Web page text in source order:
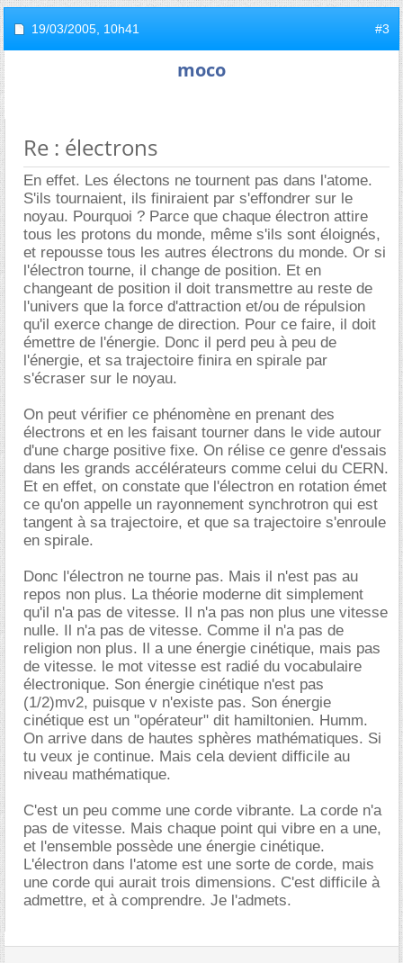
19/03/2005, 10h41 #3
moco
Re : électrons
En effet. Les électons ne tournent pas dans l'atome.
S'ils tournaient, ils finiraient par s'effondrer sur le
noyau. Pourquoi ? Parce que chaque électron attire
tous les protons du monde, même s'ils sont éloignés,
et repousse tous les autres électrons du monde. Or si
l'électron tourne, il change de position. Et en
changeant de position il doit transmettre au reste de
l'univers que la force d'attraction et/ou de répulsion
qu'il exerce change de direction. Pour ce faire, il doit
émettre de l'énergie. Donc il perd peu à peu de
l'énergie, et sa trajectoire finira en spirale par
s'écraser sur le noyau.
On peut vérifier ce phénomène en prenant des
électrons et en les faisant tourner dans le vide autour
d'une charge positive fixe. On rélise ce genre d'essais
dans les grands accélérateurs comme celui du CERN.
Et en effet, on constate que l'électron en rotation émet
ce qu'on appelle un rayonnement synchrotron qui est
tangent à sa trajectoire, et que sa trajectoire s'enroule
en spirale.
Donc l'électron ne tourne pas. Mais il n'est pas au
repos non plus. La théorie moderne dit simplement
qu'il n'a pas de vitesse. Il n'a pas non plus une vitesse
nulle. Il n'a pas de vitesse. Comme il n'a pas de
religion non plus. Il a une énergie cinétique, mais pas
de vitesse. le mot vitesse est radié du vocabulaire
électronique. Son énergie cinétique n'est pas
(1/2)mv2, puisque v n'existe pas. Son énergie
cinétique est un "opérateur" dit hamiltonien. Humm.
On arrive dans de hautes sphères mathématiques. Si
tu veux je continue. Mais cela devient difficile au
niveau mathématique.
C'est un peu comme une corde vibrante. La corde n'a
pas de vitesse. Mais chaque point qui vibre en a une,
et l'ensemble possède une énergie cinétique.
L'électron dans l'atome est une sorte de corde, mais
une corde qui aurait trois dimensions. C'est difficile à
admettre, et à comprendre. Je l'admets.